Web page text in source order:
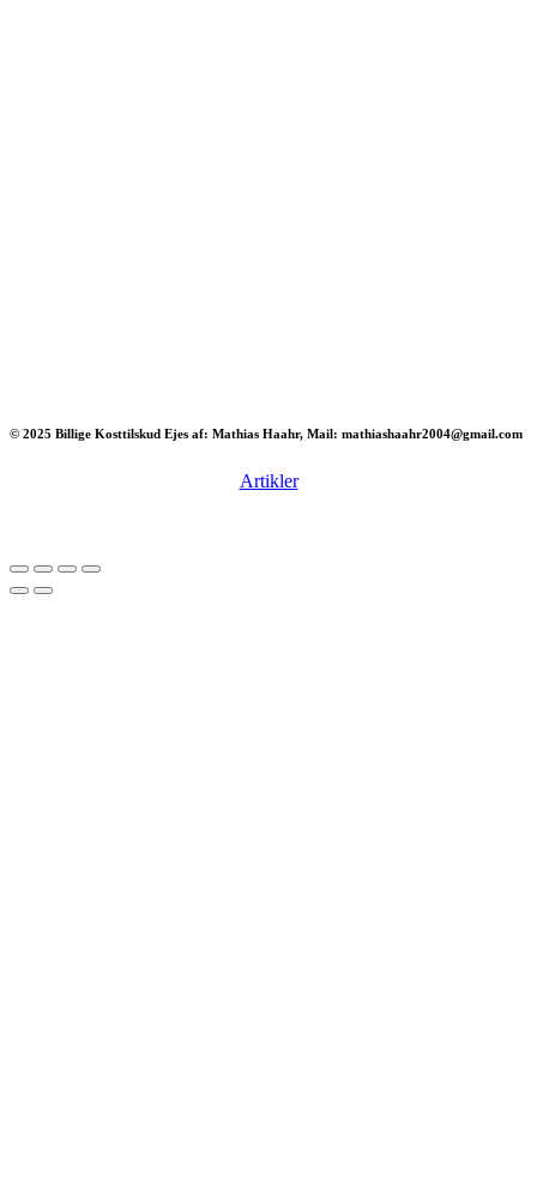
© 2025 Billige Kosttilskud Ejes af: Mathias Haahr, Mail: mathiashaahr2004@gmail.com
Artikler